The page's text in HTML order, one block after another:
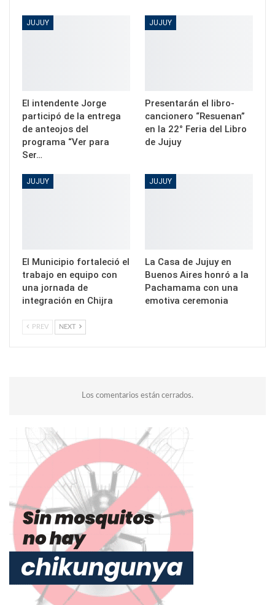
JUJUY
El intendente Jorge
participó de la entrega
de anteojos del
programa “Ver para
Ser…
JUJUY
Presentarán el libro-
cancionero “Resuenan”
en la 22° Feria del Libro
de Jujuy
JUJUY
El Municipio fortaleció el
trabajo en equipo con
una jornada de
integración en Chijra
JUJUY
La Casa de Jujuy en
Buenos Aires honró a la
Pachamama con una
emotiva ceremonia
PREV NEXT
Los comentarios están cerrados.